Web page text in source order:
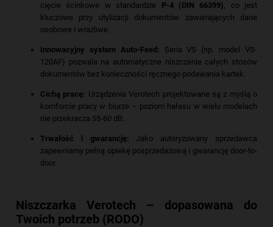
cięcie ścinkowe w standardzie P-4 (DIN 66399), co jest
kluczowe przy utylizacji dokumentów zawierających dane
osobowe i wrażliwe.
Innowacyjny system Auto-Feed: Seria VS (np. model VS-
120AF) pozwala na automatyczne niszczenie całych stosów
dokumentów bez konieczności ręcznego podawania kartek.
Cichą pracę: Urządzenia Verotech projektowane są z myślą o
komforcie pracy w biurze – poziom hałasu w wielu modelach
nie przekracza 55-60 dB.
Trwałość i gwarancję: Jako autoryzowany sprzedawca
zapewniamy pełną opiekę posprzedażową i gwarancję door-to-
door.
Niszczarka Verotech – dopasowana do
Twoich potrzeb (RODO)